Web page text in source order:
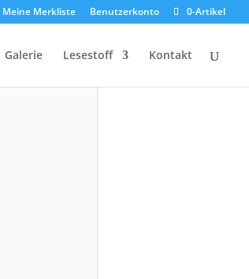
Meine Merkliste Benutzerkonto 0-Artikel
Galerie Lesestoff Kontakt